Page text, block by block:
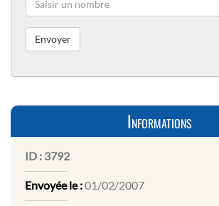
Informations
ID : 3792
Envoyée le :01/02/2007